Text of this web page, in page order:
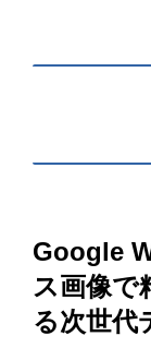
Google
ス画像で
る次世代